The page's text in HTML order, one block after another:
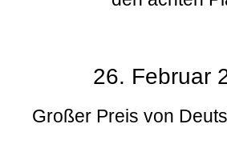
26. Februar
Großer Preis von